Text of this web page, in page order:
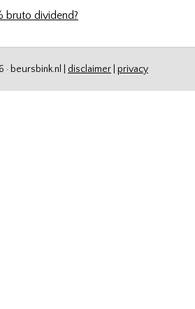
bruto dividend?
beursbink.nl | disclaimer privacy